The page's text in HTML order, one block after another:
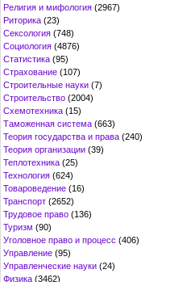
Религия и мифология (2967)
Риторика (23)
Сексология (748)
Социология (4876)
Статистика (95)
Страхование (107)
Строительные науки (7)
Строительство (2004)
Схемотехника (15)
Таможенная система (663)
Теория государства и права (240)
Теория организации (39)
Теплотехника (25)
Технология (624)
Товароведение (16)
Транспорт (2652)
Трудовое право (136)
Туризм (90)
Уголовное право и процесс (406)
Управление (95)
Управленческие науки (24)
Физика (3462)